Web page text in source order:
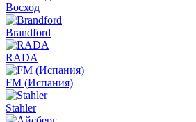
Восход
Brandford
RADA
FM (Испания)
Stahler